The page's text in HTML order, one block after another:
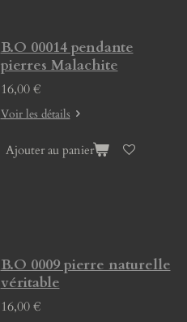
B.O 00014 pendante
pierres Malachite
16,00 €
Voir les détails
Ajouter au panier
B.O 0009 pierre naturelle
véritable
16,00 €